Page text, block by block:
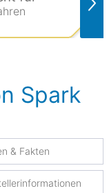
Spark
& Fakten